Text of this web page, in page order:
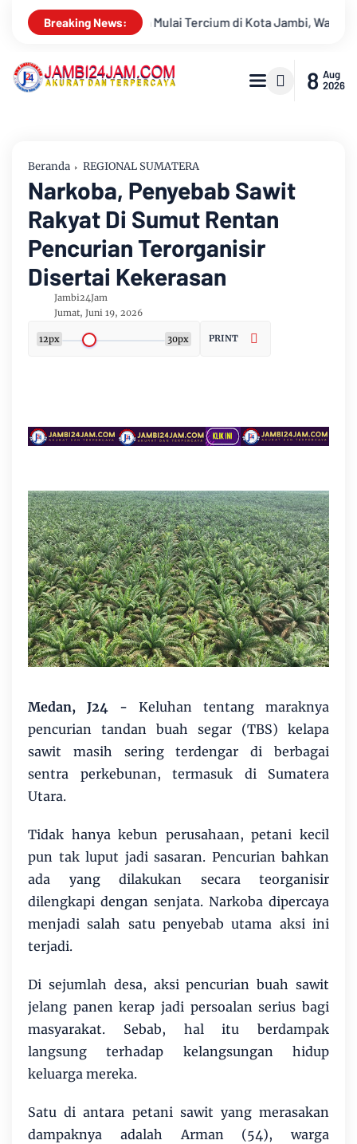
Breaking News:
di Kota Jambi, Warga Diminta Waspada Hadapi Puncak
8 Aug
2026
Beranda REGIONAL SUMATERA
Narkoba, Penyebab Sawit
Rakyat Di Sumut Rentan
Pencurian Terorganisir
Disertai Kekerasan
Jambi24Jam
Jumat, Juni 19, 2026
12px 30px PRINT
Medan, J24 - Keluhan tentang maraknya
pencurian tandan buah segar (TBS) kelapa
sawit masih sering terdengar di berbagai
sentra perkebunan, termasuk di Sumatera
Utara.
Tidak hanya kebun perusahaan, petani kecil
pun tak luput jadi sasaran. Pencurian bahkan
ada yang dilakukan secara teorganisir
dilengkapi dengan senjata. Narkoba dipercaya
menjadi salah satu penyebab utama aksi ini
terjadi.
Di sejumlah desa, aksi pencurian buah sawit
jelang panen kerap jadi persoalan serius bagi
masyarakat. Sebab, hal itu berdampak
langsung terhadap kelangsungan hidup
keluarga mereka.
Satu di antara petani sawit yang merasakan
dampaknya adalah Arman (54), warga